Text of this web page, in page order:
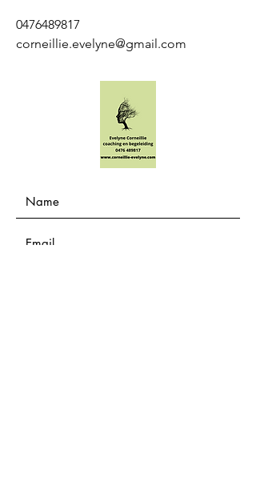
0476489817
corneillie.evelyne@gmail.com